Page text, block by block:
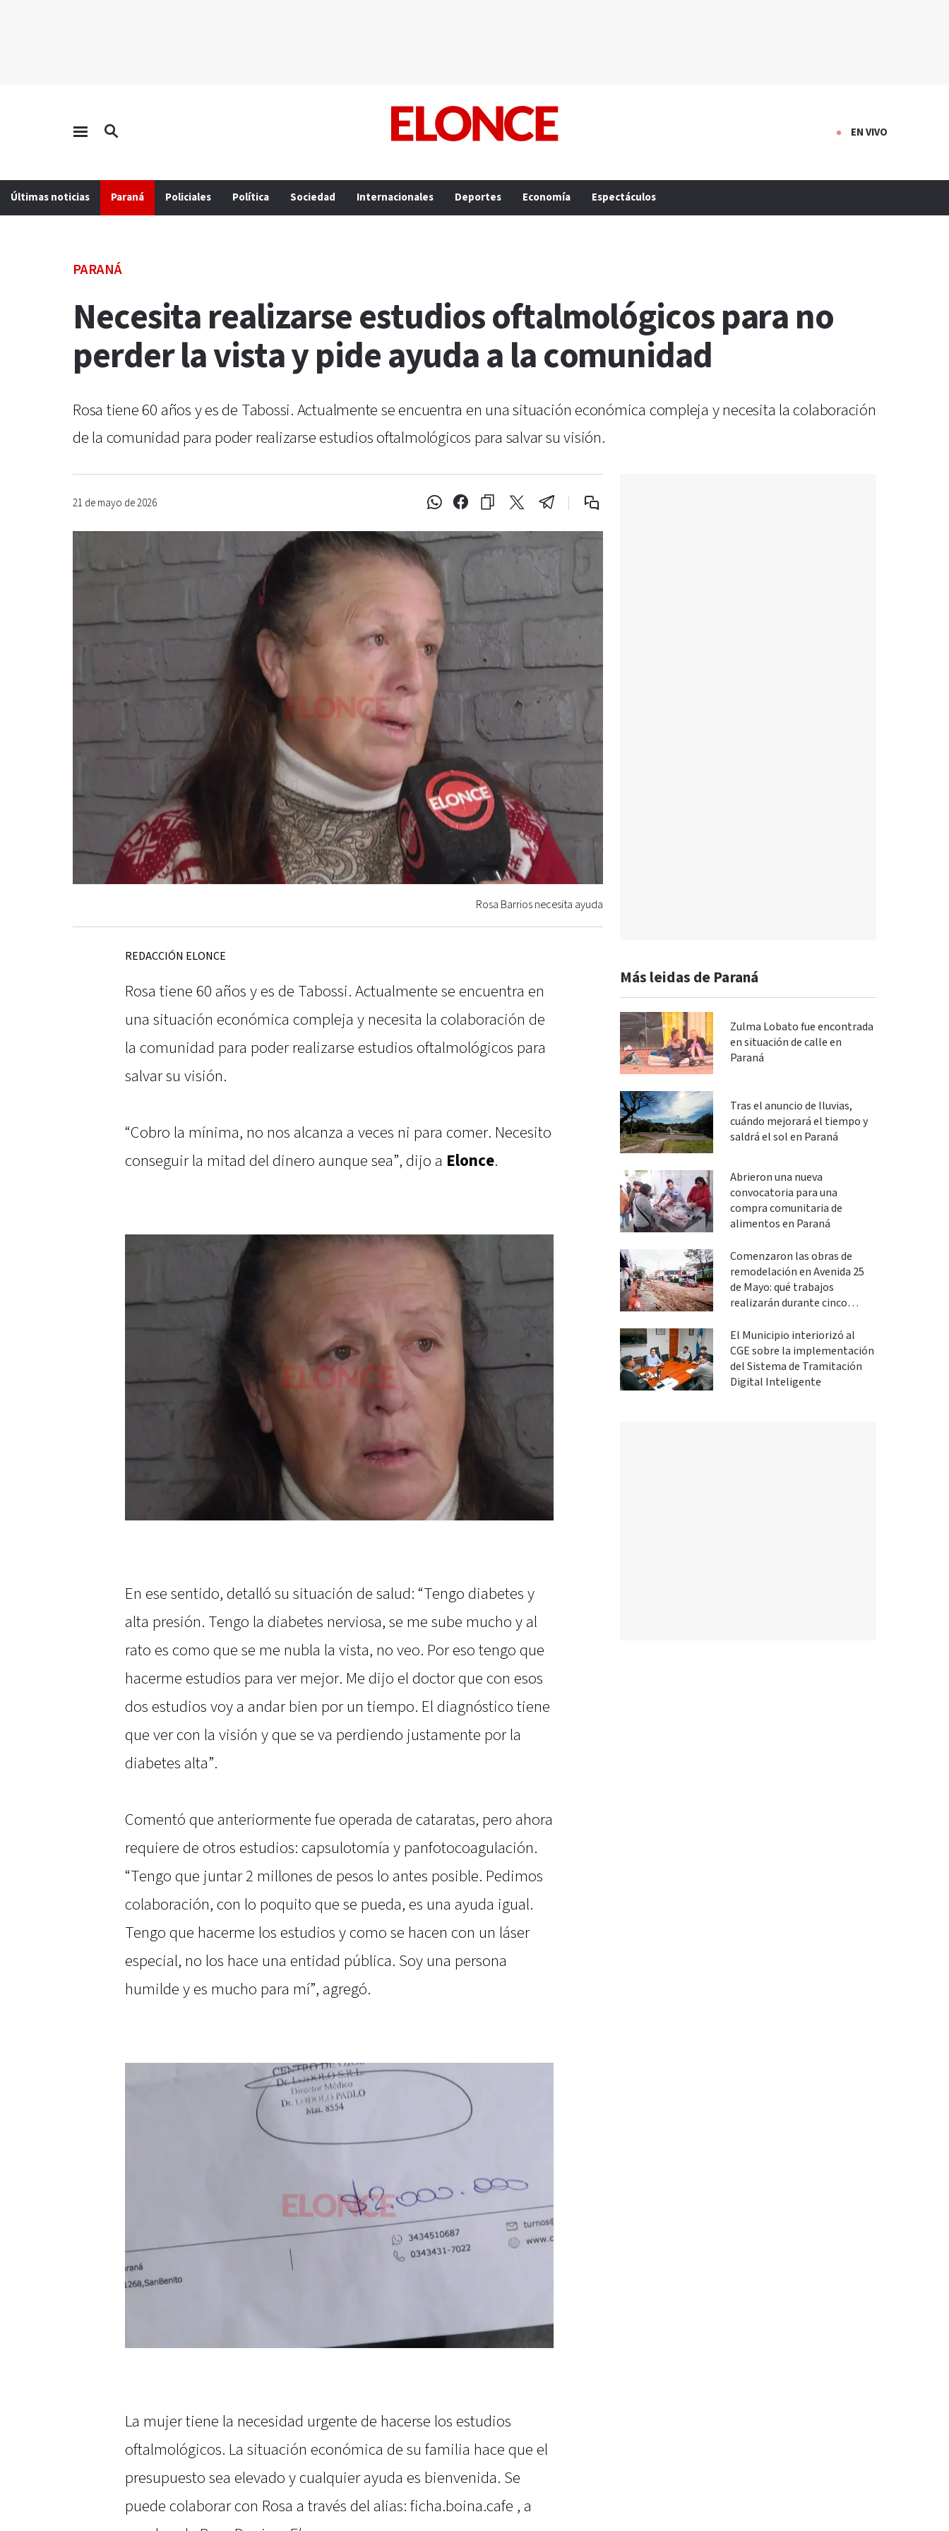
EN VIVO
Últimas noticias Paraná Policiales Política Sociedad Internacionales Deportes Economía Espectáculos
PARANÁ
Necesita realizarse estudios oftalmológicos para no
perder la vista y pide ayuda a la comunidad
Rosa tiene 60 años y es de Tabossi. Actualmente se encuentra en una situación económica compleja y necesita la colaboración
de la comunidad para poder realizarse estudios oftalmológicos para salvar su visión.
21 de mayo de 2026
Rosa Barrios necesita ayuda
REDACCIÓN ELONCE
Rosa tiene 60 años y es de Tabossi. Actualmente se encuentra en
una situación económica compleja y necesita la colaboración de
la comunidad para poder realizarse estudios oftalmológicos para
salvar su visión.
“Cobro la mínima, no nos alcanza a veces ni para comer. Necesito
conseguir la mitad del dinero aunque sea”, dijo a Elonce.
En ese sentido, detalló su situación de salud: “Tengo diabetes y
alta presión. Tengo la diabetes nerviosa, se me sube mucho y al
rato es como que se me nubla la vista, no veo. Por eso tengo que
hacerme estudios para ver mejor. Me dijo el doctor que con esos
dos estudios voy a andar bien por un tiempo. El diagnóstico tiene
que ver con la visión y que se va perdiendo justamente por la
diabetes alta”.
Comentó que anteriormente fue operada de cataratas, pero ahora
requiere de otros estudios: capsulotomía y panfotocoagulación.
“Tengo que juntar 2 millones de pesos lo antes posible. Pedimos
colaboración, con lo poquito que se pueda, es una ayuda igual.
Tengo que hacerme los estudios y como se hacen con un láser
especial, no los hace una entidad pública. Soy una persona
humilde y es mucho para mí”, agregó.
La mujer tiene la necesidad urgente de hacerse los estudios
oftalmológicos. La situación económica de su familia hace que el
presupuesto sea elevado y cualquier ayuda es bienvenida. Se
puede colaborar con Rosa a través del alias: ficha.boina.cafe , a
Más leidas de Paraná
Zulma Lobato fue encontrada
en situación de calle en
Paraná
Tras el anuncio de lluvias,
cuándo mejorará el tiempo y
saldrá el sol en Paraná
Abrieron una nueva
convocatoria para una
compra comunitaria de
alimentos en Paraná
Comenzaron las obras de
remodelación en Avenida 25
de Mayo: qué trabajos
realizarán durante cinco
El Municipio interiorizó al
CGE sobre la implementación
del Sistema de Tramitación
Digital Inteligente